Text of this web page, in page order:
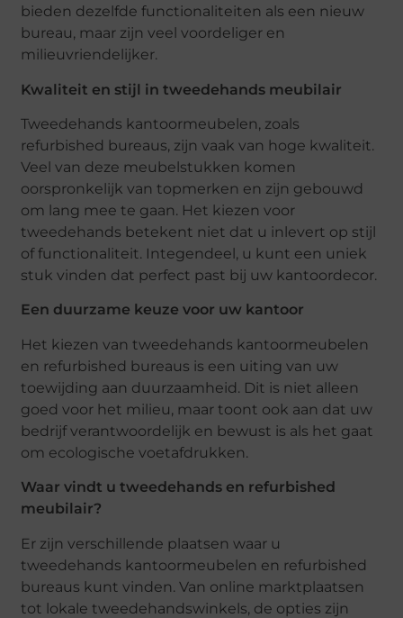
bieden dezelfde functionaliteiten als een nieuw
bureau, maar zijn veel voordeliger en
milieuvriendelijker.
Kwaliteit en stijl in tweedehands meubilair
Tweedehands kantoormeubelen, zoals
refurbished bureaus, zijn vaak van hoge kwaliteit.
Veel van deze meubelstukken komen
oorspronkelijk van topmerken en zijn gebouwd
om lang mee te gaan. Het kiezen voor
tweedehands betekent niet dat u inlevert op stijl
of functionaliteit. Integendeel, u kunt een uniek
stuk vinden dat perfect past bij uw kantoordecor.
Een duurzame keuze voor uw kantoor
Het kiezen van tweedehands kantoormeubelen
en refurbished bureaus is een uiting van uw
toewijding aan duurzaamheid. Dit is niet alleen
goed voor het milieu, maar toont ook aan dat uw
bedrijf verantwoordelijk en bewust is als het gaat
om ecologische voetafdrukken.
Waar vindt u tweedehands en refurbished
meubilair?
Er zijn verschillende plaatsen waar u
tweedehands kantoormeubelen en refurbished
bureaus kunt vinden. Van online marktplaatsen
tot lokale tweedehandswinkels, de opties zijn